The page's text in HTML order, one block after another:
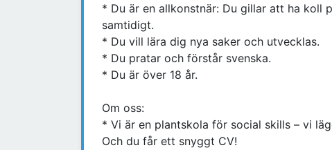
* Du är en allkonstnär: Du gillar att ha koll
samtidigt.
* Du vill lära dig nya saker och utvecklas.
* Du pratar och förstår svenska.
* Du är över 18 år.
Om oss:
* Vi är en plantskola för social skills – vi
Och du får ett snyggt CV!